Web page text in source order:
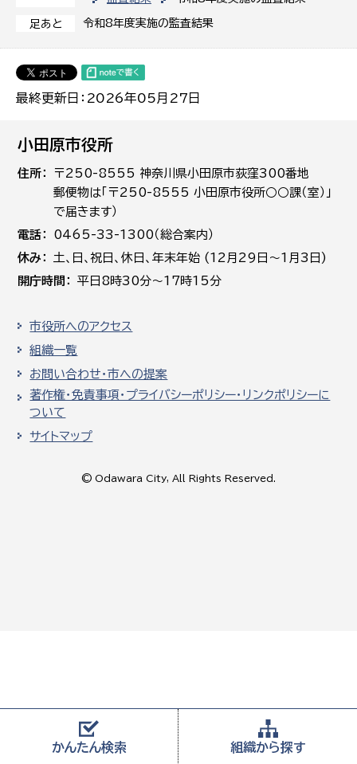
かんたん検索 組織から探す
足あと 令和8年度実施の監査結果
最終更新日：2026年05月27日
小田原市役所
住所
〒250-8555 神奈川県小田原市荻窪300番地
郵便物は「〒250-8555 小田原市役所○○課（室）」
で届きます）
電話
0465-33-1300（総合案内）
休み
土､日､祝日、休日、年末年始 (12月29日～1月3日)
開庁時間
平日8時30分～17時15分
市役所へのアクセス
組織一覧
お問い合わせ・市への提案
著作権・免責事項・プライバシーポリシー・リンクポリシーに
ついて
サイトマップ
© Odawara City, All Rights Reserved.